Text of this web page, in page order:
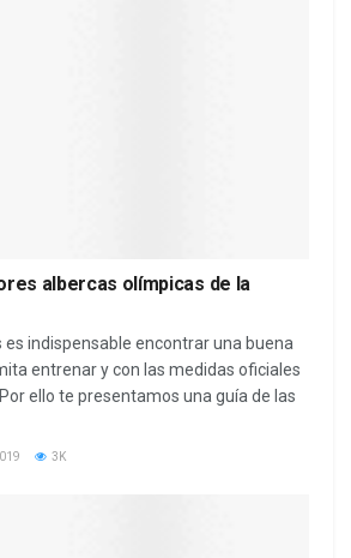
albercas olímpicas de la
es indispensable encontrar una buena
entrenar y con las medidas oficiales
ello te presentamos una guía de las
3K